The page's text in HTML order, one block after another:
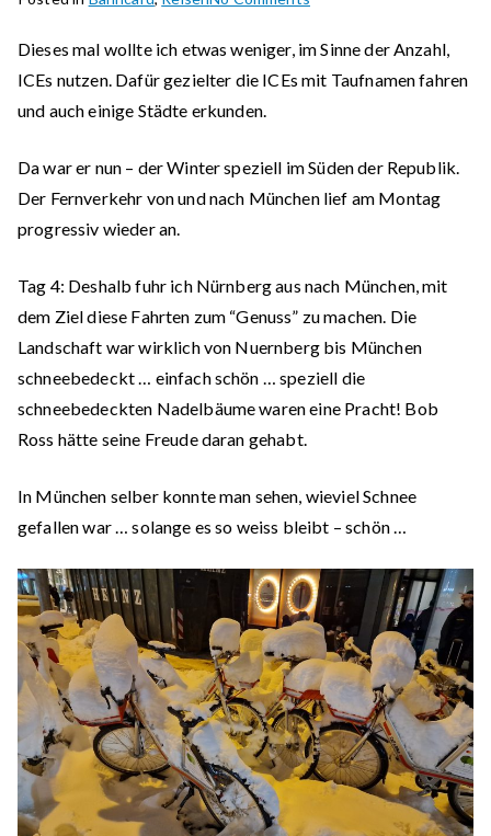
Projekt
2023
#2
Dieses mal wollte ich etwas weniger, im Sinne der Anzahl,
ICEs nutzen. Dafür gezielter die ICEs mit Taufnamen fahren
und auch einige Städte erkunden.
Da war er nun – der Winter speziell im Süden der Republik.
Der Fernverkehr von und nach München lief am Montag
progressiv wieder an.
Tag 4: Deshalb fuhr ich Nürnberg aus nach München, mit
dem Ziel diese Fahrten zum “Genuss” zu machen. Die
Landschaft war wirklich von Nuernberg bis München
schneebedeckt … einfach schön … speziell die
schneebedeckten Nadelbäume waren eine Pracht! Bob
Ross hätte seine Freude daran gehabt.
In München selber konnte man sehen, wieviel Schnee
gefallen war … solange es so weiss bleibt – schön …